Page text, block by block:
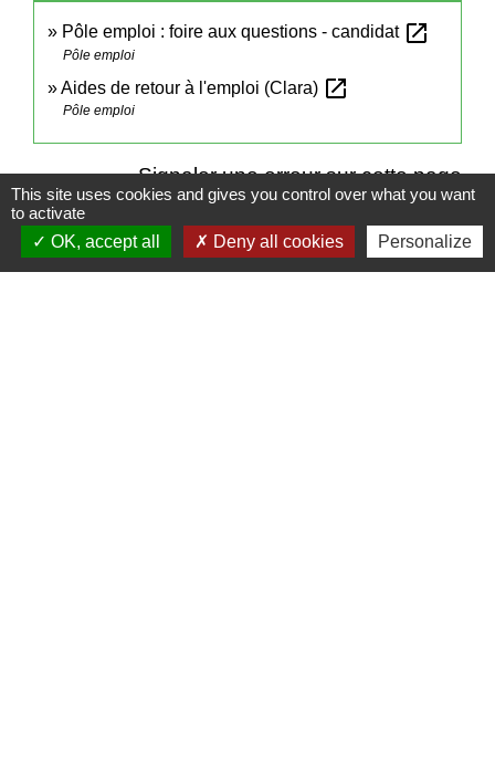
Pôle emploi : foire aux questions - candidat open_in_new
Pôle emploi
Aides de retour à l'emploi (Clara) open_in_new
Pôle emploi
Signaler une erreur sur cette page
This site uses cookies and gives you control over what you want
to activate
OK, accept all
Deny all cookies Personalize